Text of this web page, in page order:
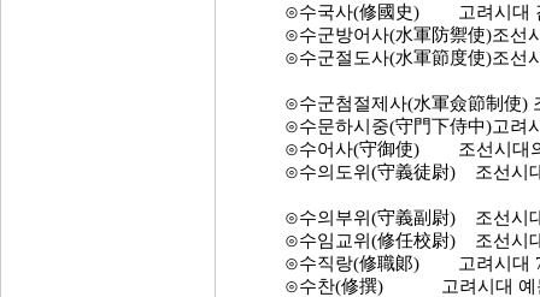
⊙수국사(修國史) 고려시대 감
⊙수군방어사(水軍防禦使)조선
⊙수군절도사(水軍節度使)조선
⊙수군첨절제사(水軍僉節制使)
⊙수문하시중(守門下侍中)고려
⊙수어사(守御使) 조선시대의
⊙수의도위(守義徒尉) 조선시
⊙수의부위(守義副尉) 조선시
⊙수임교위(修任校尉) 조선시
⊙수직랑(修職郞) 고려시대 7
⊙수찬(修撰) 고려시대 예문